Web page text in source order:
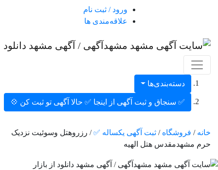
ورود / ثبت نام
علاقه‌مندی ها
دسته‌بندی‌ها
✅ سنجاق و ثبت آگهی از اینجا ✅ حالا آگهی تو ثبت کن 💠
/ ثبت آگهی یکساله ✅/ رزروهتل وسوئیت نزدیک
هتل الهیه